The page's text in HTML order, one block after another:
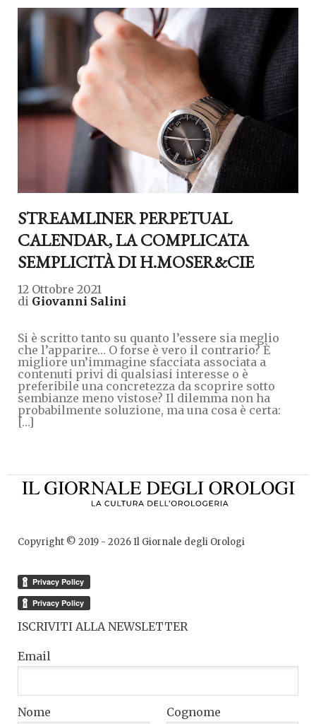
STREAMLINER PERPETUAL
CALENDAR, LA COMPLICATA
SEMPLICITÀ DI H.MOSER&CIE
12 Ottobre 2021
di Giovanni Salini
Si è scritto tanto su quanto l’essere sia meglio
che l’apparire… O forse è vero il contrario? È
migliore un’immagine sfacciata associata a
contenuti privi di qualsiasi interesse o è
preferibile una concretezza da scoprire sotto
sembianze meno vistose? Il dilemma non ha
probabilmente soluzione, ma una cosa è certa:
[…]
Copyright © 2019 - 2026Il Giornale degli Orologi
ISCRIVITI ALLA NEWSLETTER
Email
Nome Cognome